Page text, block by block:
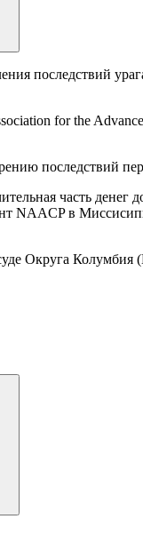
последствий
for the
последствий
часть денег
NAACP в
Округа Колумбия